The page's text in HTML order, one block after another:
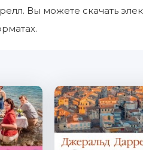
Вы можете скачать